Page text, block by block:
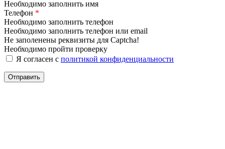
Необходимо заполнить имя
Телефон *
Необходимо заполнить телефон
Необходимо заполнить телефон или email
Не заполенены реквизиты для Captcha!
Необходимо пройти проверку
Я согласен с политикой конфиденциальности
Отправить